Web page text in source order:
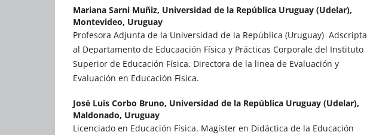
Mariana Sarni Muñiz, Universidad de la República Uruguay (Udelar),
Montevideo, Uruguay
Profesora Adjunta de la Universidad de la República (Uruguay) Adscripta
al Departamento de Educaación Física y Prácticas Corporale del Instituto
Superior de Educación Física. Directora de la linea de Evaluación y
Evaluación en Educación Física.
José Luis Corbo Bruno, Universidad de la República Uruguay (Udelar),
Maldonado, Uruguay
Licenciado en Educación Física. Magíster en Didáctica de la Educación